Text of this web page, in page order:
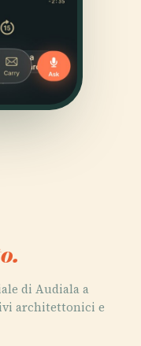
di Audiala a
architettonici e